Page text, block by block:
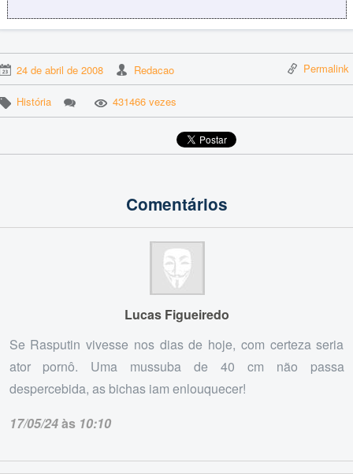
24 de abril de 2008 Redacao Permalink
História 431466 vezes
Comentários
Lucas Figueiredo
Se Rasputin vivesse nos dias de hoje, com certeza seria
ator pornô. Uma mussuba de 40 cm não passa
despercebida, as bichas iam enlouquecer!
17/05/24às 10:10